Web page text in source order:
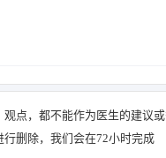
点，都不能作为医生的建议
删除，我们会在72小时完成